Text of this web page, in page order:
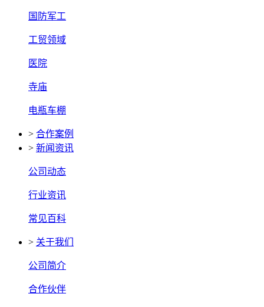
国防军工
工贸领域
医院
寺庙
电瓶车棚
> 合作案例
> 新闻资讯
公司动态
行业资讯
常见百科
> 关于我们
公司简介
合作伙伴